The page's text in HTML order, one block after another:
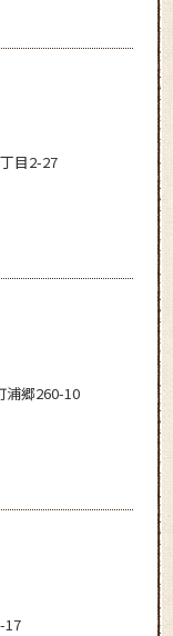
目2-27
浦郷260-10
17